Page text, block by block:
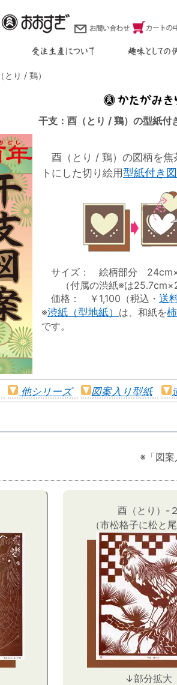
り / 鶏）
干支：酉（とり / 鶏）の型紙付
酉（とり / 鶏）の図柄を焦
トにした切り絵用型紙付き
サイズ： 絵柄部分
（付属の渋紙※は
価格： ￥1,100（税込・ 送
※渋紙（型地紙） は、和紙を
です。
他シリーズ 図案入り型紙
※「図
酉（とり）-２
（市松格子に松と尾
↓部分拡大